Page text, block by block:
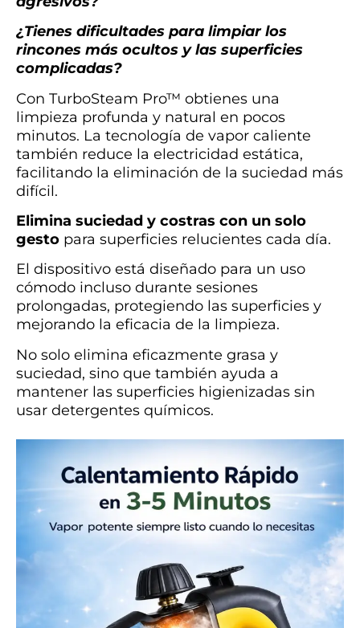
¿Tienes dificultades para limpiar los
rincones más ocultos y las superficies
complicadas?
Con TurboSteam Pro™ obtienes una
limpieza profunda y natural en pocos
minutos. La tecnología de vapor caliente
también reduce la electricidad estática,
facilitando la eliminación de la suciedad más
difícil.
Elimina suciedad y costras con un solo
gesto para superficies relucientes cada día.
El dispositivo está diseñado para un uso
cómodo incluso durante sesiones
prolongadas, protegiendo las superficies y
mejorando la eficacia de la limpieza.
No solo elimina eficazmente grasa y
suciedad, sino que también ayuda a
mantener las superficies higienizadas sin
usar detergentes químicos.